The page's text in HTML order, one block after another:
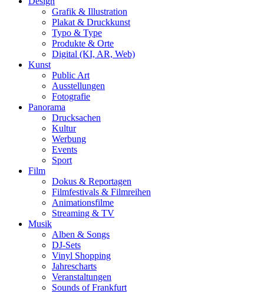
Grafik & Illustration
Plakat & Druckkunst
Typo & Type
Produkte & Orte
Digital (KI, AR, Web)
Kunst
Public Art
Ausstellungen
Fotografie
Panorama
Drucksachen
Kultur
Werbung
Events
Sport
Film
Dokus & Reportagen
Filmfestivals & Filmreihen
Animationsfilme
Streaming & TV
Musik
Alben & Songs
DJ-Sets
Vinyl Shopping
Jahrescharts
Veranstaltungen
Sounds of Frankfurt